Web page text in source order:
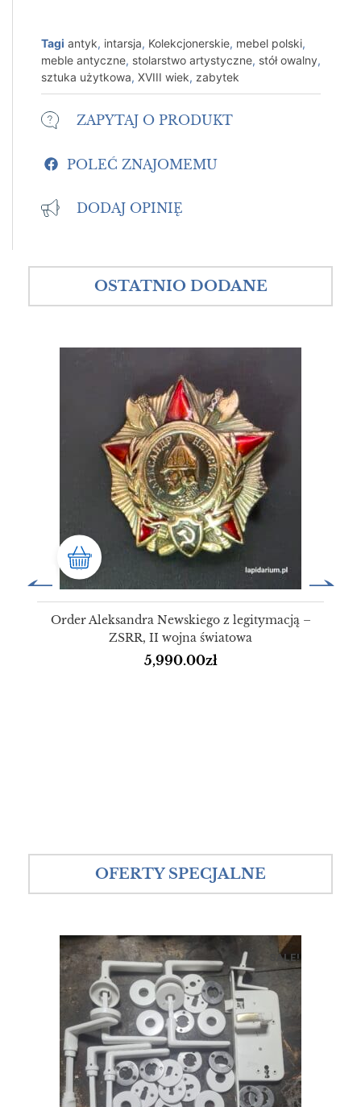
Tagi antyk, intarsja, Kolekcjonerskie, mebel polski,
meble antyczne, stolarstwo artystyczne, stół owalny,
sztuka użytkowa, XVIII wiek, zabytek
ZAPYTAJ O PRODUKT
POLEĆ ZNAJOMEMU
DODAJ OPINIĘ
OSTATNIO DODANE
Order Aleksandra Newskiego z legitymacją –
ZSRR, II wojna światowa
5,990.00zł
OFERTY SPECJALNE
SALE!